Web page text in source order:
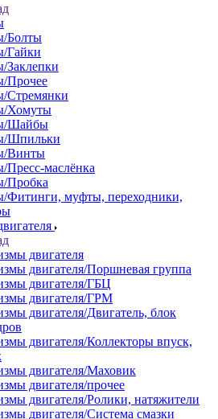
Болты
Гайки
Заклепки
Прочее
Стремянки
Хомуты
Шайбы
Шпильки
Винты
Пресс-маслёнка
Пробка
Фитинги, муфты, переходники,
двигателя
двигателя/Поршневая группа
двигателя/ГБЦ
двигателя/ГРМ
двигателя/Двигатель, блок
двигателя/Коллекторы впуск,
двигателя/Маховик
двигателя/прочее
двигателя/Ролики, натяжители
двигателя/Система смазки